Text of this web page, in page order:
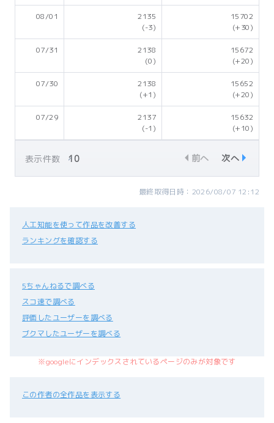
08/01
2135
(-3)
15702
(+30)
07/31
2138
(0)
15672
(+20)
07/30
2138
(+1)
15652
(+20)
07/29
2137
(-1)
15632
(+10)
表示件数 前へ 次へ
最終取得日時：2026/08/07 12:12
人工知能を使って作品を改善する
ランキングを確認する
5ちゃんねるで調べる
スコ速で調べる
評価したユーザーを調べる
ブクマしたユーザーを調べる
※googleにインデックスされているページのみが対象です
この作者の全作品を表示する